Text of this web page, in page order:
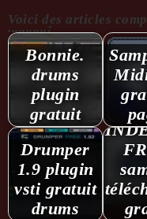
Voici des articles
...........:
Bonnie.
drums
plugin
gratuit
Drumper
1.9 plugin
vsti gratuit
drums